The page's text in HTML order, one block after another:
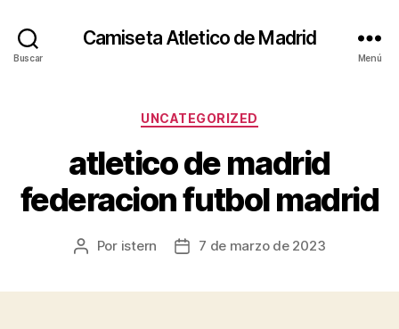
Buscar
Camiseta Atletico de Madrid
Menú
Categorías
UNCATEGORIZED
atletico de madrid
federacion futbol madrid
Autor
Por istern
Fecha7 de marzo de 2023